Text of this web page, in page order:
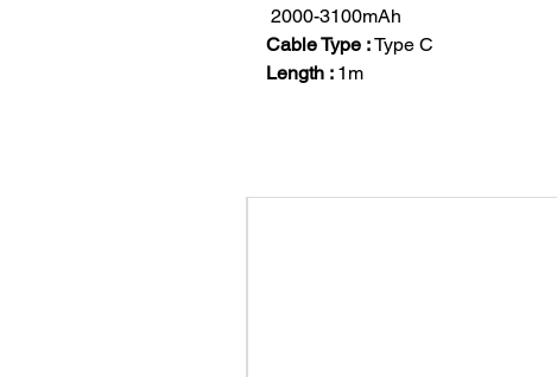
2000-3100mAh
Cable Type :Type C
Length : 1m